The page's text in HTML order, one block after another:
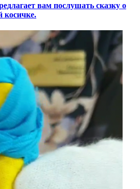
вам послушать сказку о
косичке.